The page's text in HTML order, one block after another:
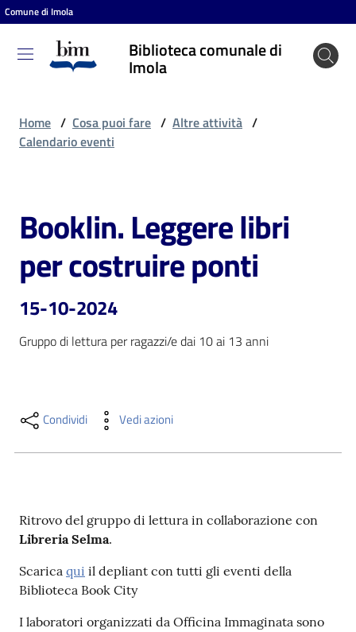
Vai al contenuto
Vai alla navigazione
Vai al footer
Comune di Imola
Biblioteca comunale di
Imola
Biblioteca
comunale
Cosa
puoi
fare
Scopri
Casa
Home / Cosa puoi fare / Altre attività /
Calendario eventi
Salta al contenuto
Booklin. Leggere libri
per costruire ponti
15-10-2024
Gruppo di lettura per ragazzi/e dai 10 ai 13 anni
Condividi Vedi azioni
Ritrovo del gruppo di lettura in collaborazione con
Libreria Selma.
Scarica qui il depliant con tutti gli eventi della
Biblioteca Book City
I laboratori organizzati da Officina Immaginata sono